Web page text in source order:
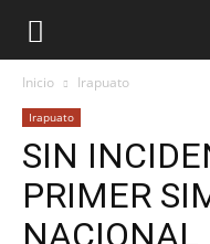
Inicio Irapuato
Irapuato
SIN
PRIMER
NACIONAL